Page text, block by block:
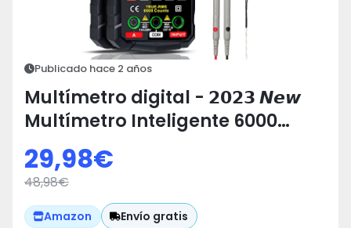
Publicado hace 2 años
Multímetro digital - 𝟮𝟬𝟮𝟯 𝙉𝙚𝙬
Multímetro Inteligente 6000
Conteos - Rango automático
TRMS - Pantalla LCD a color,
mide
Voltaje/Corriente/Capacitancia/
29,98€
48,98€
Amazon Envío gratis